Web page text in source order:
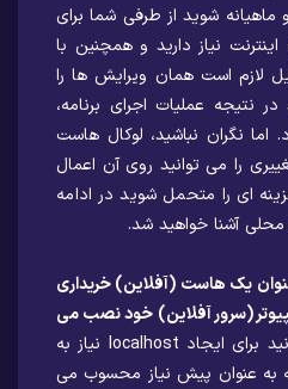
شوید از طرفی شما برای
نیاز دارید و همچنین با
لازم است همان ویرایش ها را
نتیجه عملیات اجرای برنامه،
نگران نباشید، لوکال هاست
را می توانید روی آن اعمال
ای را متحمل شوید در ادامه
آشنا خواهید شد.
یک هاست (آفلاین) خریداری
(سرور آفلاین) خود نصب می
. البته همانطور که میدانید برای ایجاد localhost نیاز به
به عنوان پیش نیاز محسوب می